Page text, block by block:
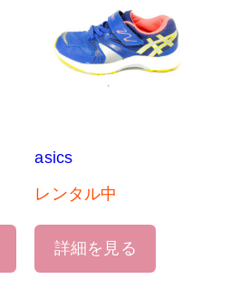
asics
レンタル中
詳細を見る